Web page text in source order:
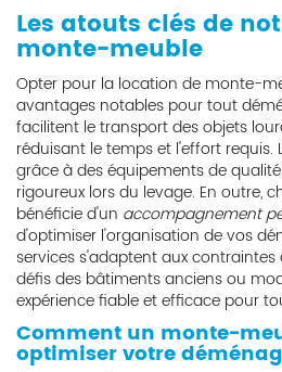
Les atouts clés de
monte-meuble
Opter pour la location de monte-
avantages notables pour tout
facilitent le transport des objets
réduisant le temps et l'effort requis.
grâce à des équipements de
rigoureux lors du levage. En outre,
bénéficie d'un accompagnement
d'optimiser l'organisation de vos
services s'adaptent aux
défis des bâtiments anciens ou
expérience fiable et efficace pour
Comment un monte-
optimiser votre